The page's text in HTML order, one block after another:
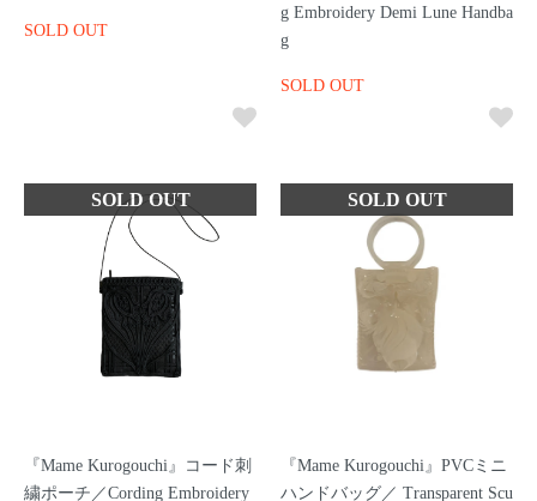
SOLD OUT
g Embroidery Demi Lune Handba
g
SOLD OUT
『Mame Kurogouchi』コード刺
繍ポーチ／Cording Embroidery
『Mame Kurogouchi』PVCミニ
ハンドバッグ／ Transparent Scu